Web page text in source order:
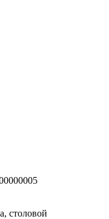
столовой